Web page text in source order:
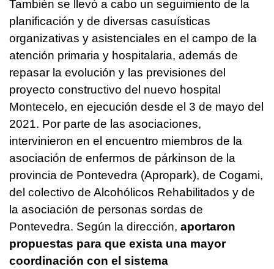
También se llevó a cabo un seguimiento de la
planificación y de diversas casuísticas
organizativas y asistenciales en el campo de la
atención primaria y hospitalaria, además de
repasar la evolución y las previsiones del
proyecto constructivo del nuevo hospital
Montecelo, en ejecución desde el 3 de mayo del
2021. Por parte de las asociaciones,
intervinieron en el encuentro miembros de la
asociación de enfermos de párkinson de la
provincia de Pontevedra (Apropark), de Cogami,
del colectivo de Alcohólicos Rehabilitados y de
la asociación de personas sordas de
Pontevedra. Según la dirección, aportaron
propuestas para que exista una mayor
coordinación con el sistema